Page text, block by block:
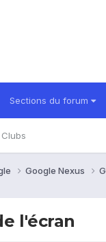
Sections du forum
Clubs
Google Nexus
l'écran